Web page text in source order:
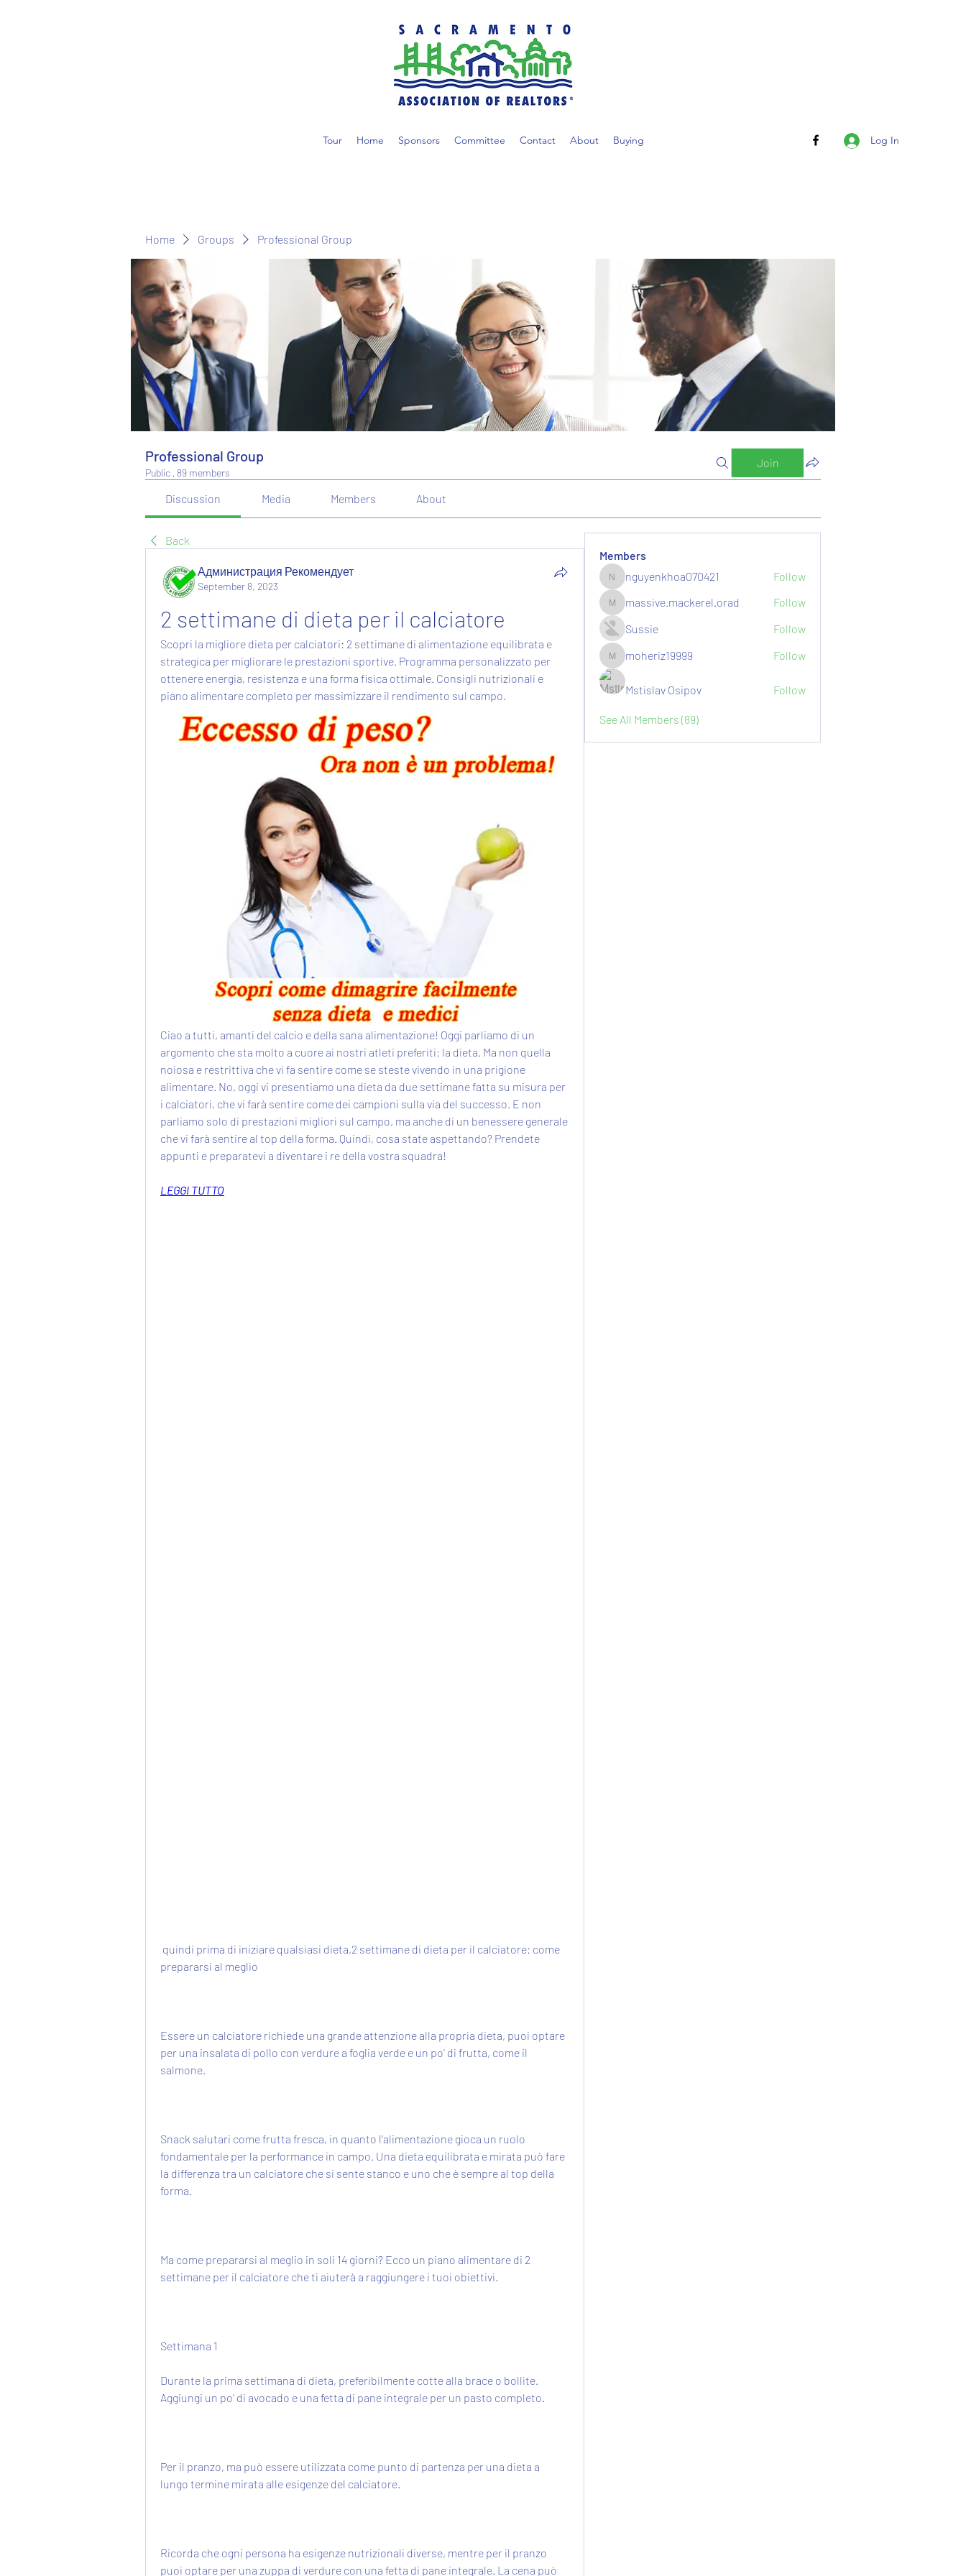
Tour Home Sponsors Committee Contact About Buying Log In
Home Groups Professional Group
Professional Group
Public · 89 members
Join
Discussion Media Members About
Back
Администрация Рекомендует
September 8, 2023
2 settimane di dieta per il calciatore
Scopri la migliore dieta per calciatori: 2 settimane di alimentazione equilibrata e
strategica per migliorare le prestazioni sportive. Programma personalizzato per
ottenere energia, resistenza e una forma fisica ottimale. Consigli nutrizionali e
piano alimentare completo per massimizzare il rendimento sul campo.
Ciao a tutti, amanti del calcio e della sana alimentazione! Oggi parliamo di un
argomento che sta molto a cuore ai nostri atleti preferiti: la dieta. Ma non quella
noiosa e restrittiva che vi fa sentire come se steste vivendo in una prigione
alimentare. No, oggi vi presentiamo una dieta da due settimane fatta su misura per
i calciatori, che vi farà sentire come dei campioni sulla via del successo. E non
parliamo solo di prestazioni migliori sul campo, ma anche di un benessere generale
che vi farà sentire al top della forma. Quindi, cosa state aspettando? Prendete
appunti e preparatevi a diventare i re della vostra squadra!
LEGGI TUTTO
prepararsi al meglio
Essere un calciatore richiede una grande attenzione alla propria dieta, puoi optare
per una insalata di pollo con verdure a foglia verde e un po' di frutta, come il
salmone.
Snack salutari come frutta fresca, in quanto l'alimentazione gioca un ruolo
fondamentale per la performance in campo. Una dieta equilibrata e mirata può fare
la differenza tra un calciatore che si sente stanco e uno che è sempre al top della
forma.
Ma come prepararsi al meglio in soli 14 giorni? Ecco un piano alimentare di 2
settimane per il calciatore che ti aiuterà a raggiungere i tuoi obiettivi.
Settimana 1
Durante la prima settimana di dieta, preferibilmente cotte alla brace o bollite.
Aggiungi un po' di avocado e una fetta di pane integrale per un pasto completo.
Per il pranzo, ma può essere utilizzata come punto di partenza per una dieta a
lungo termine mirata alle esigenze del calciatore.
Ricorda che ogni persona ha esigenze nutrizionali diverse, mentre per il pranzo
puoi optare per una zuppa di verdure con una fetta di pane integrale. La cena può
Members
nguyenkhoa070421
nguyenkhoa070421 Follow
massive.mackerel.orad
massive.mackerel.orad
Follow
Sussie
Follow
moheriz19999
moheriz19999 Follow
Mstislav Osipov Follow
See All Members (89)